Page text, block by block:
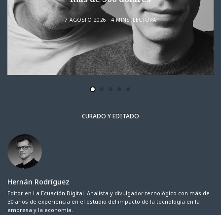
7 AGOSTO 2026 4 MINS. LECTURA
CURADO Y EDITADO
Hernán Rodríguez
Editor en La Ecuación Digital. Analista y divulgador tecnológico con más de
30 años de experiencia en el estudio del impacto de la tecnología en la
empresa y la economía.